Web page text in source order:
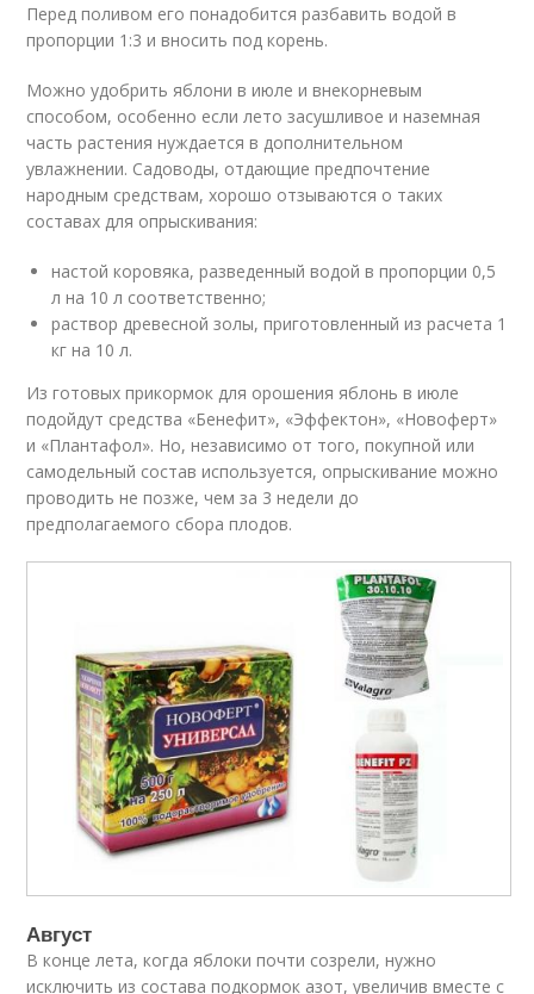
Перед поливом его понадобится разбавить водой в
пропорции 1:3 и вносить под корень.
Можно удобрить яблони в июле и внекорневым
способом, особенно если лето засушливое и наземная
часть растения нуждается в дополнительном
увлажнении. Садоводы, отдающие предпочтение
народным средствам, хорошо отзываются о таких
составах для опрыскивания:
настой коровяка, разведенный водой в пропорции 0,5
л на 10 л соответственно;
раствор древесной золы, приготовленный из расчета 1
кг на 10 л.
Из готовых прикормок для орошения яблонь в июле
подойдут средства «Бенефит», «Эффектон», «Новоферт»
и «Плантафол». Но, независимо от того, покупной или
самодельный состав используется, опрыскивание можно
проводить не позже, чем за 3 недели до
предполагаемого сбора плодов.
Август
В конце лета, когда яблоки почти созрели, нужно
исключить из состава подкормок азот, увеличив вместе с